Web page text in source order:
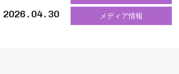
2026.04.30 メディア情報